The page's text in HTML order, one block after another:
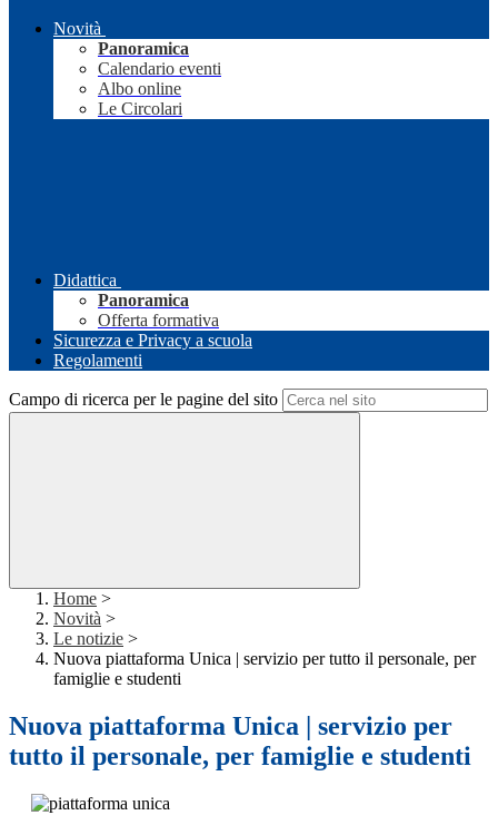
Novità
Panoramica
Calendario eventi
Albo online
Le Circolari
Didattica
Panoramica
Offerta formativa
Sicurezza e Privacy a scuola
Regolamenti
Campo di ricerca per le pagine del sito
Home >
Novità >
Le notizie >
Nuova piattaforma Unica | servizio per tutto il personale, per
famiglie e studenti
Nuova piattaforma Unica | servizio per
tutto il personale, per famiglie e studenti